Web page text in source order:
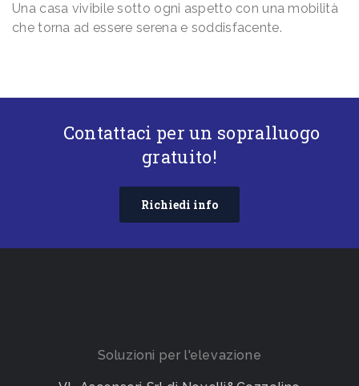
Una casa vivibile sotto ogni aspetto con una mobilità
che torna ad essere serena e soddisfacente.
Contattaci per un sopralluogo
gratuito!
Richiedi info
Soluzioni per l'elevazione